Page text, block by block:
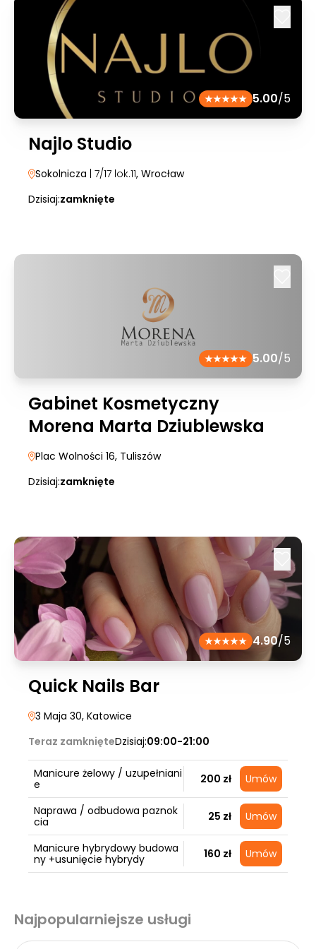
5.00/5
Najlo Studio
Sokolnicza | 7/17 lok.11, Wrocław
Dzisiaj:zamknięte
5.00/5
Gabinet Kosmetyczny
Morena Marta Dziublewska
Plac Wolności 16, Tuliszów
Dzisiaj:zamknięte
4.90/5
Quick Nails Bar
3 Maja 30, Katowice
Teraz zamknięteDzisiaj:09:00-21:00
Manicure żelowy / uzupełniani
e
200 zł Umów
Naprawa / odbudowa paznok
cia
25 zł Umów
Manicure hybrydowy budowa
ny +usunięcie hybrydy
160 zł Umów
Najpopularniejsze usługi